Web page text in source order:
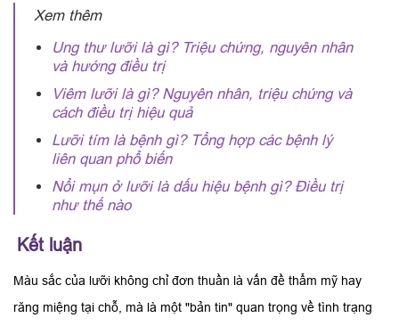
Xem thêm
Ung thư lưỡi là gì? Triệu chứng, nguyên nhân
và hướng điều trị
Viêm lưỡi là gì? Nguyên nhân, triệu chứng và
cách điều trị hiệu quả
Lưỡi tím là bệnh gì? Tổng hợp các bệnh lý
liên quan phổ biến
Nổi mụn ở lưỡi là dấu hiệu bệnh gì? Điều trị
như thế nào
Kết luận
Màu sắc của lưỡi không chỉ đơn thuần là vấn đề thẩm mỹ hay
răng miệng tại chỗ, mà là một "bản tin" quan trọng về tình trạng